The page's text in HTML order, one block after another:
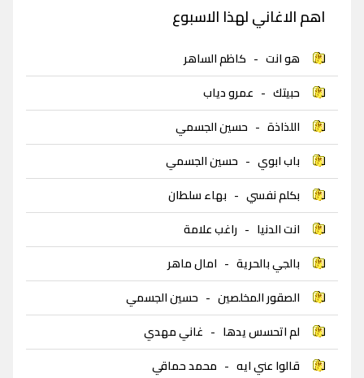
اهم الاغاني لهذا الاسبوع
هو انت - كاظم الساهر
حبيتك - عمرو دياب
اللذاذة - حسين الجسمي
باب ابوي - حسين الجسمي
بكلم نفسي - بهاء سلطان
انت الدنيا - راغب علامة
بالجي بالحرية - امال ماهر
الصقور المخلصين - حسين الجسمي
لم اتحسس يدها - غاني مهدي
قالوا عني ايه - محمد حماقي